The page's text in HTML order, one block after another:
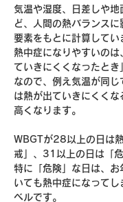
気温や湿度、日差しや地
ど、人間の熱バランス
要素をもとに計算してい
熱中症になりやすいのは
ていきにくくなったとき
なので、例え気温が同じ
は熱が出ていきにくく
高くなります。
WBGTが28以上の日は
戒」、31以上の日は「
特に「危険」な日は、お
いても熱中症になってし
ベルです。